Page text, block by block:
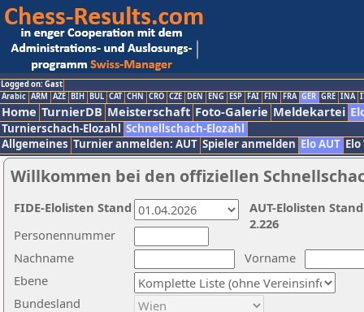
Logged on: Gast
Arabic ARM AZE BIH BUL CAT CHN CRO CZE DEN ENG ESP FAI FIN FRA GER GRE INA
Home TurnierDB Meisterschaft Foto-Galerie Meldekartei
Turnierschach-Elozahl Schnellschach-Elozahl
Allgemeines Turnier anmelden: AUT Spieler anmelden Elo AUT
Willkommen bei den offiziellen
Nachname
Vorname
Ebene
Personennummer
Bundesland
AUT-Elolisten
2.226
FIDE-Elolisten Stand